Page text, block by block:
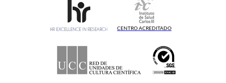
CENTRO ACREDITADO